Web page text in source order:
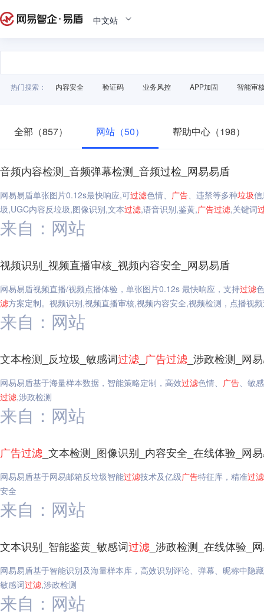
中文站
热门搜索： 内容安全 验证码 业务风控 APP加固 智能审
全部（857） 网站（50） 帮助中心（198）
音频内容检测_音频弹幕检测_音频过检_网易易盾
网易易盾单张图片0.12s最快响应,可过滤色情、 广告、违禁等多种垃圾
圾,UGC内容反垃圾,图像识别,文本过滤,语音识别,鉴黄,广告过滤,关键词
来自：网站
视频识别_视频直播审核_视频内容安全_网易易盾
网易易盾视频直播/视频点播体验，单张图片0.12s 最快响应，支持过滤
滤方案定制。视频识别,视频直播审核,视频内容安全,视频检测，点播视
来自：网站
文本检测_反垃圾_敏感词过滤 广告过滤 _涉政检测_网
网易易盾基于海量样本数据，智能策略定制，高效过滤色情、 广告、敏
过滤,涉政检测
来自：网站
广告过滤 _文本检测_图像识别_内容安全_在线体验_网
网易易盾基于网易邮箱反垃圾智能过滤技术及亿级广告特征库，精准过滤
安全
来自：网站
文本识别_智能鉴黄_敏感词过滤 _涉政检测_在线体验_
网易易盾基于智能识别及海量样本库，高效识别评论、弹幕、昵称中隐
敏感词过滤,涉政检测
来自：网站